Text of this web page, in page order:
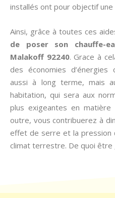
installés ont pour objectif une
Ainsi, grâce à toutes ces
de poser son chauffe-
Malakoff 92240. Grace à
des économies
aussi à long terme, mais
habitation, qui sera aux
plus exigeantes en matière
outre, vous contribuerez à
effet de serre et la pression
climat terrestre. De quoi être